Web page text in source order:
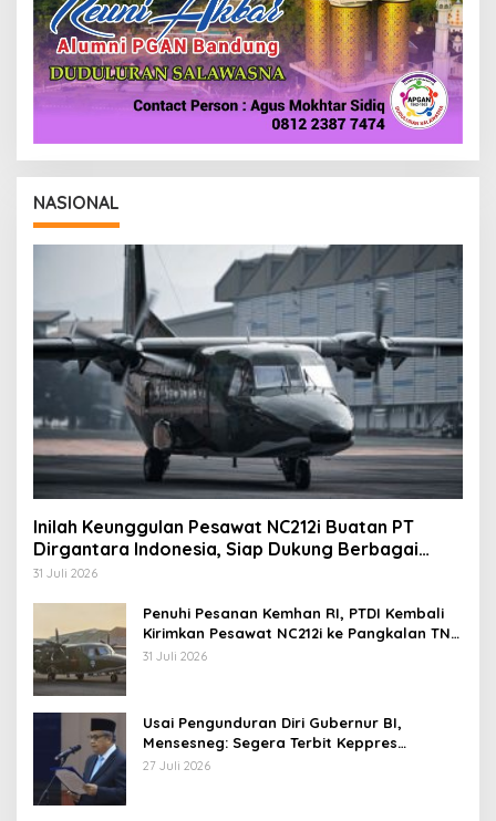
NASIONAL
Inilah Keunggulan Pesawat NC212i Buatan PT
Dirgantara Indonesia, Siap Dukung Berbagai
Operasi TNI
31 Juli 2026
Penuhi Pesanan Kemhan RI, PTDI Kembali
Kirimkan Pesawat NC212i ke Pangkalan TNI
AU
31 Juli 2026
Usai Pengunduran Diri Gubernur BI,
Mensesneg: Segera Terbit Keppres
Pemberhentian dengan Hormat
27 Juli 2026